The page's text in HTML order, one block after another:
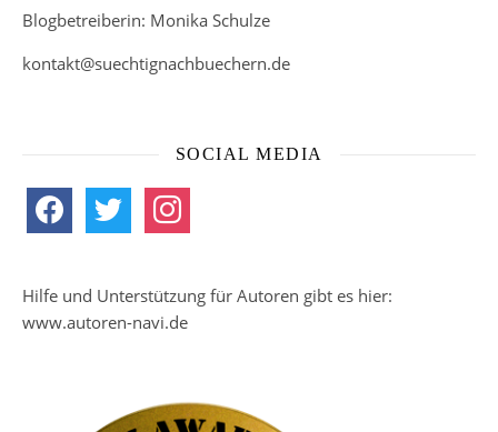
Blogbetreiberin: Monika Schulze
kontakt@suechtignachbuechern.de
SOCIAL MEDIA
facebook twitter instagram
Hilfe und Unterstützung für Autoren gibt es hier:
www.autoren-navi.de